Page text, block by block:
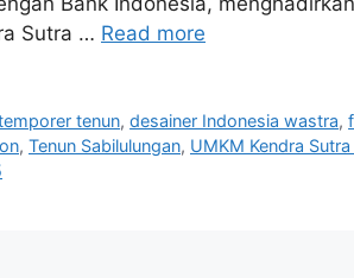
Sutra … Read more
tenun,desainer Indonesia wastra,
, Tenun Sabilulungan, UMKM Kendra